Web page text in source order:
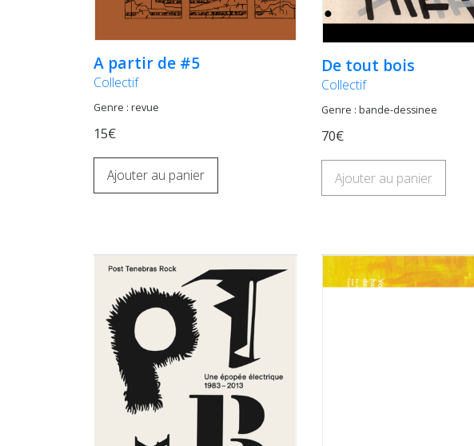
A partir de #5
Collectif
Genre : revue
15€
Ajouter au panier
De tout bois
Collectif
Genre : bande-dessinee
70€
Ajouter au panier